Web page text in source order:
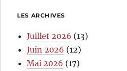
LES ARCHIVES
Juillet 2026 (13)
Juin 2026 (12)
Mai 2026 (17)